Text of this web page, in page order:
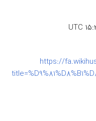
https://